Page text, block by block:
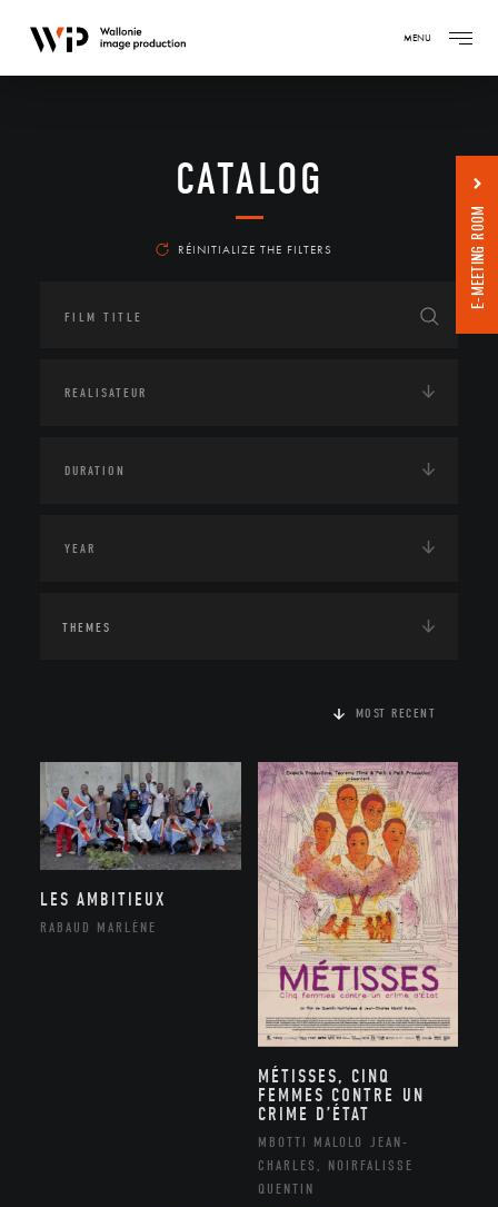
MENU
CATALOG
RÉINITIALIZE THE FILTERS
THEMES
MOST RECENT
LES AMBITIEUX
RABAUD MARLÈNE
MÉTISSES, CINQ
FEMMES CONTRE UN
CRIME D’ÉTAT
MBOTTI MALOLO JEAN-
CHARLES, NOIRFALISSE
QUENTIN
E-MEETING ROOM